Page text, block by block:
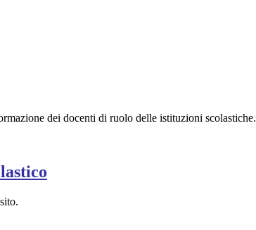
dei docenti di ruolo delle istituzioni scolastiche.